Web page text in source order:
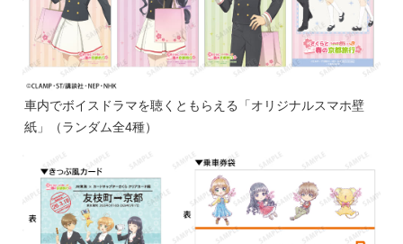
車内でボイスドラマを聴くともらえる「オリジナルスマホ壁
紙」（ランダム全4種）